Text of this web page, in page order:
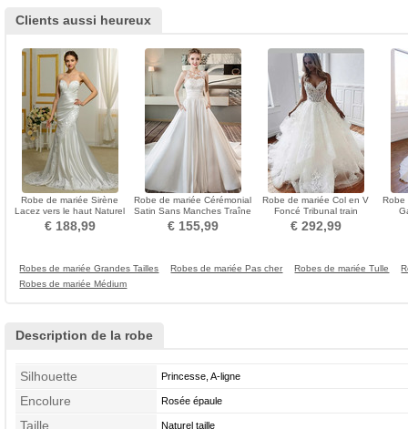
Clients aussi heureux
Robe de mariée Sirène
Lacez vers le haut Naturel
taille Luxueux
€ 188,99
Robe de mariée Cérémonial
Satin Sans Manches Traîne
Royal Norme
€ 155,99
Robe de mariée Col en V
Foncé Tribunal train
Couvert de Dentelle
€ 292,99
Robe
Robes de mariée Grandes Tailles Robes de mariée Pas cher Robes de mariée Tulle
Robes de mariée Médium
Description de la robe
Silhouette Princesse, A-ligne
Encolure Rosée épaule
Taille Naturel taille